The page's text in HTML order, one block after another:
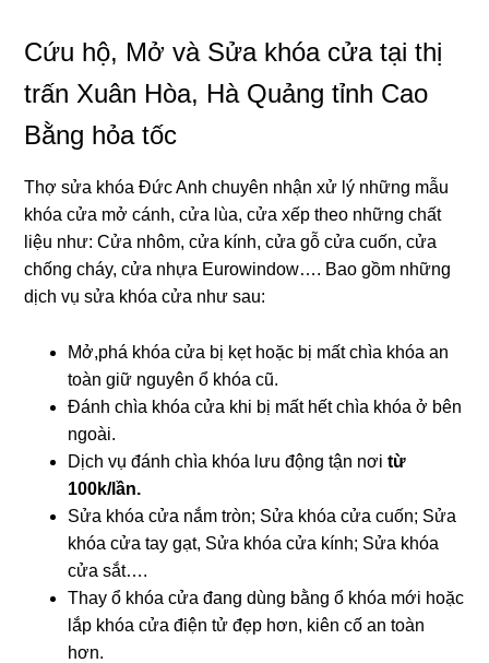
Cứu hộ, Mở và Sửa khóa cửa tại thị
trấn Xuân Hòa, Hà Quảng tỉnh Cao
Bằng hỏa tốc
Thợ sửa khóa Đức Anh chuyên nhận xử lý những mẫu
khóa cửa mở cánh, cửa lùa, cửa xếp theo những chất
liệu như: Cửa nhôm, cửa kính, cửa gỗ cửa cuốn, cửa
chống cháy, cửa nhựa Eurowindow…. Bao gồm những
dịch vụ sửa khóa cửa như sau:
Mở,phá khóa cửa bị kẹt hoặc bị mất chìa khóa an
toàn giữ nguyên ổ khóa cũ.
Đánh chìa khóa cửa khi bị mất hết chìa khóa ở bên
ngoài.
Dịch vụ đánh chìa khóa lưu động tận nơitừ
100k/lần.
Sửa khóa cửa nắm tròn; Sửa khóa cửa cuốn; Sửa
khóa cửa tay gạt, Sửa khóa cửa kính; Sửa khóa
cửa sắt….
Thay ổ khóa cửa đang dùng bằng ổ khóa mới hoặc
lắp khóa cửa điện tử đẹp hơn, kiên cố an toàn
hơn.